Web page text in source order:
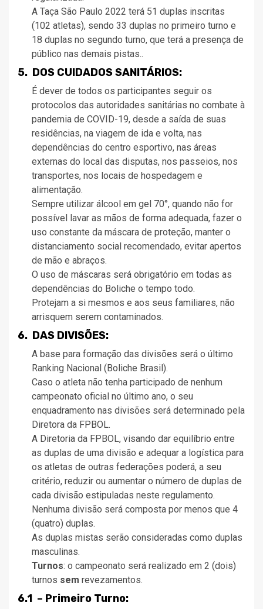
A Taça São Paulo 2022 terá 51 duplas inscritas
(102 atletas), sendo 33 duplas no primeiro turno e
18 duplas no segundo turno, que terá a presença de
público nas demais pistas..
5. DOS CUIDADOS SANITÁRIOS:
É dever de todos os participantes seguir os
protocolos das autoridades sanitárias no combate à
pandemia de COVID-19, desde a saída de suas
residências, na viagem de ida e volta, nas
dependências do centro esportivo, nas áreas
externas do local das disputas, nos passeios, nos
transportes, nos locais de hospedagem e
alimentação.
Sempre utilizar álcool em gel 70°, quando não for
possível lavar as mãos de forma adequada, fazer o
uso constante da máscara de proteção, manter o
distanciamento social recomendado, evitar apertos
de mão e abraços.
O uso de máscaras será obrigatório em todas as
dependências do Boliche o tempo todo.
Protejam a si mesmos e aos seus familiares, não
arrisquem serem contaminados.
6. DAS DIVISÕES:
A base para formação das divisões será o último
Ranking Nacional (Boliche Brasil).
Caso o atleta não tenha participado de nenhum
campeonato oficial no último ano, o seu
enquadramento nas divisões será determinado pela
Diretora da FPBOL.
A Diretoria da FPBOL, visando dar equilíbrio entre
as duplas de uma divisão e adequar a logística para
os atletas de outras federações poderá, a seu
critério, reduzir ou aumentar o número de duplas de
cada divisão estipuladas neste regulamento.
Nenhuma divisão será composta por menos que 4
(quatro) duplas.
As duplas mistas serão consideradas como duplas
masculinas.
Turnos: o campeonato será realizado em 2 (dois)
turnos sem revezamentos.
6.1 – Primeiro Turno: